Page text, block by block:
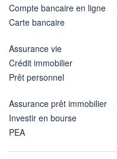
Compte bancaire en ligne
Carte bancaire
Assurance vie
Crédit immobilier
Prêt personnel
Assurance prêt immobilier
Investir en bourse
PEA